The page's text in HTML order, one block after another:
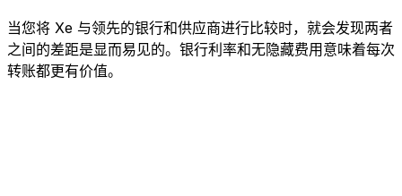
当您将 Xe 与领先的银行和供应商进行比较时，就会发现两者
之间的差距是显而易见的。银行利率和无隐藏费用意味着每次
转账都更有价值。